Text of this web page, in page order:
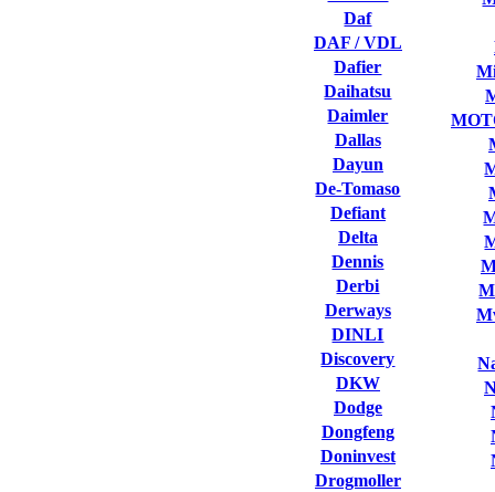
Daf
DAF / VDL
Dafier
Daihatsu
Daimler
Dallas
Dayun
De-Tomaso
Defiant
Delta
Dennis
Derbi
Derways
DINLI
Discovery
DKW
Dodge
Dongfeng
Doninvest
Drogmoller